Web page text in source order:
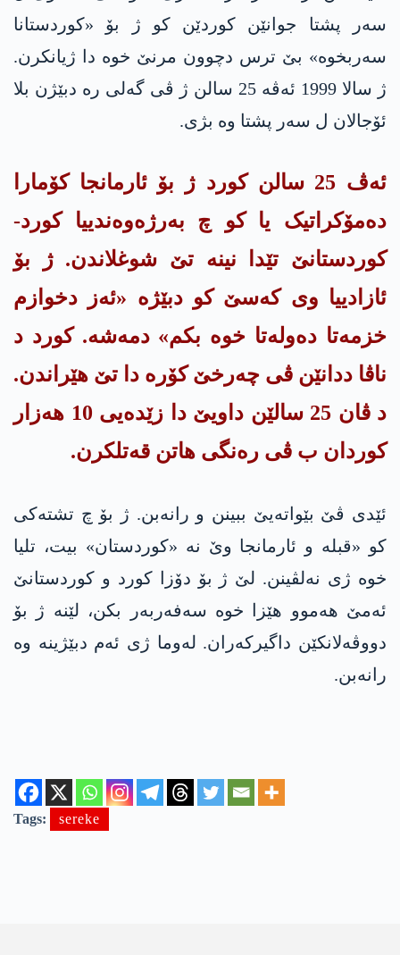
سەر پشتا جوانێن کوردێن کو ژ بۆ «کوردستانا
سەربخوە» بێ ترس دچوون مرنێ خوە دا ژیانکرن.
ژ سالا 1999 ئەڤه‌ 25 سالن ژ ڤی گەلی رە دبێژن بلا
ئۆجالان ل سەر پشتا وه‌ بژی.
ئەڤ 25 سالن کورد ژ بۆ ئارمانجا کۆمارا
دەمۆکراتیک یا کو چ بەرژەوەندییا کورد-
کوردستانێ تێدا نینە تێ شوغلاندن. ژ بۆ
ئازادییا وی کەسێ کو دبێژە «ئەز دخوازم
خزمەتا دەولەتا خوە بکم» دمەشە. کورد د
ناڤا ددانێن ڤی چەرخێ کۆرە دا تێ هێراندن.
د ڤان 25 سالێن داویێ دا زێدەیی 10 هەزار
کوردان ب ڤی رەنگی هاتن قەتلکرن.
ئێدی ڤێ بێواتەیێ ببینن و رانەبن. ژ بۆ چ تشتەکی
کو «قبلە و ئارمانجا وێ نە «کوردستان» بیت، تلیا
خوە ژی نەلڤینن. لێ ژ بۆ دۆزا کورد و کوردستانێ
ئەمێ هەموو هێزا خوە سەفەربەر بکن، لێنە ژ بۆ
دووڤەلانكێن داگیرکەران. له‌وما ژی ئەم دبێژینه‌ وه‌
رانەبن.
Tags: sereke